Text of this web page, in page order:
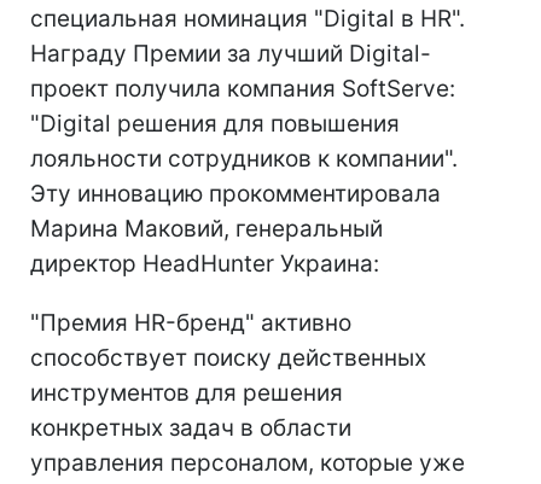
специальная номинация "Digital в HR".
Награду Премии за лучший Digital-
проект получила компания SoftServe:
"Digital решения для повышения
лояльности сотрудников к компании".
Эту инновацию прокомментировала
Марина Маковий, генеральный
директор HeadHunter Украина:
"Премия HR-бренд" активно
способствует поиску действенных
инструментов для решения
конкретных задач в области
управления персоналом, которые уже